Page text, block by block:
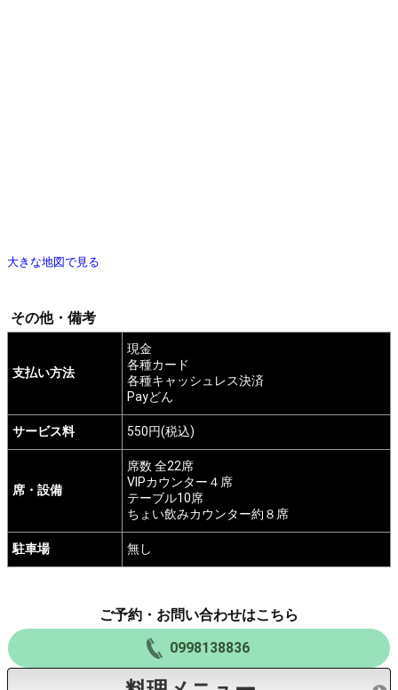
大きな地図で見る
その他・備考
支払い方法
現金
各種カード
各種キャッシュレス決済
Payどん
サービス料 550円(税込)
席・設備
席数 全22席
VIPカウンター４席
テーブル10席
ちょい飲みカウンター約８席
駐車場 無し
ご予約・お問い合わせはこちら
0998138836